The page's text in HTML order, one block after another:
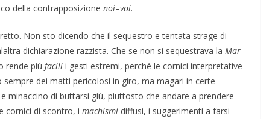
della contrapposizione noi–voi.
Non sto dicendo che il sequestro e tentata strage di
dichiarazione razzista. Che se non si sequestrava la Mar
rende più facili i gesti estremi, perché le cornici interpretative
dei matti pericolosi in giro, ma magari in certe
minaccino di buttarsi giù, piuttosto che andare a prendere
cornici di scontro, i machismi diffusi, i suggerimenti a farsi